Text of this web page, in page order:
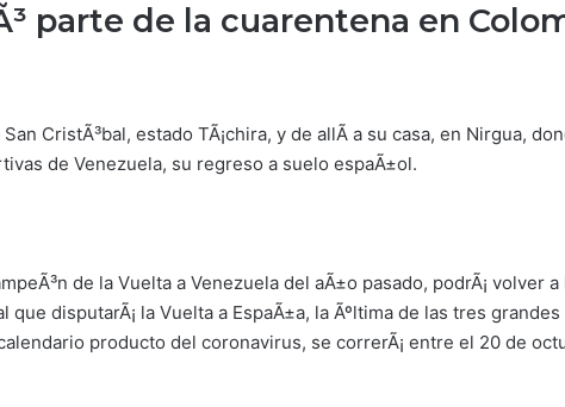
parte de la cuarentena en
CristÃ³bal, estado TÃ¡chira, y de allÃ­ a su casa, en Nirgua,
de Venezuela, su regreso a suelo espaÃ±ol.
de la Vuelta a Venezuela del aÃ±o pasado, podrÃ¡ volver
que disputarÃ¡ la Vuelta a EspaÃ±a, la Ãºltima de las tres
producto del coronavirus, se correrÃ¡ entre el 20 de